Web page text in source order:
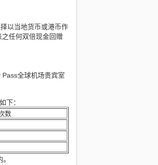
以当地货币或港币作
任何双倍现金回赠
全球机场贵宾室
下：
数